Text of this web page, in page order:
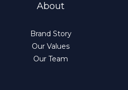
About
Brand Story
Our Values
Our Team